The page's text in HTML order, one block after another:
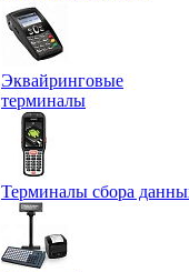
Эквайринговые
терминалы
Терминалы сбора